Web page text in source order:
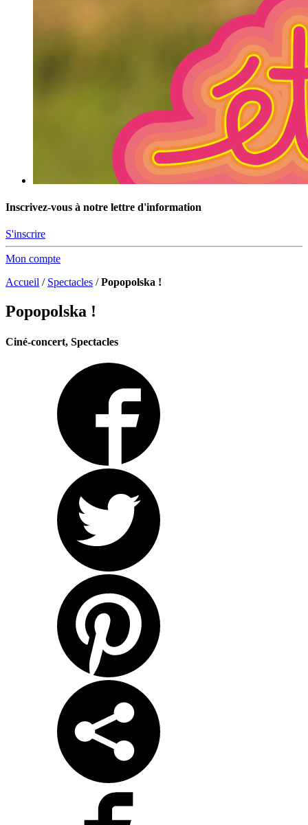
Inscrivez-vous à notre lettre d'information
S'inscrire
Mon compte
Accueil / Spectacles /Popopolska !
Popopolska !
Ciné-concert, Spectacles